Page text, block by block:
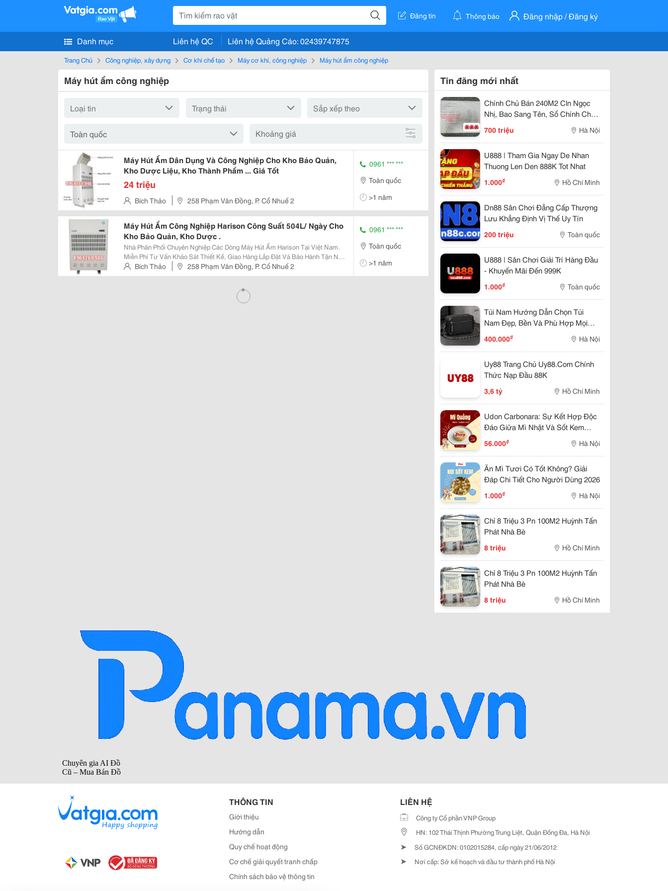
Đăng tin Thông báo Đăng nhập / Đăng ký
Danh mục Liên hệ QC Liên hệ Quảng Cáo: 02439747875
Trang Chủ Công nghiệp, xây dựng Cơ khí chế tạo Máy cơ khí, công nghiệp Máy hút ẩm công nghiệp
Máy hút ẩm công nghiệp
Khoảng giá
Máy Hút Ẩm Dân Dụng Và Công Nghiệp Cho Kho Bảo Quản,
Kho Dược Liệu, Kho Thành Phẩm ... Giá Tốt
24 triệu
Bích Thảo 258 Phạm Văn Đồng, P. Cổ Nhuế 2
0961 *** ***
Toàn quốc
>1 năm
Máy Hút Ẩm Công Nghiệp Harison Công Suất 504L/ Ngày Cho
Kho Bảo Quản, Kho Dược .
Nhà Phân Phối Chuyên Nghiệp Các Dòng Máy Hút Ẩm Harison Tại Việt Nam.
Miễn Phí Tư Vấn Khảo Sát Thiết Kế, Giao Hàng Lắp Đặt Và Bảo Hành Tận Nơi
Sử Dụng. Máy Hút Ẩm Harison (504 Lít/Ngày) Thông Số Kỹ Thuật &Divide;
Công Suất Hút Ẩm: 21 Lít/Giờ (Ở Đi
Bích Thảo 258 Phạm Văn Đồng, P. Cổ Nhuế 2
0961 *** ***
Toàn quốc
>1 năm
Tin đăng mới nhất
Chính Chủ Bán 240M2 Cln Ngọc
Nhị, Bao Sang Tên, Sổ Chính Chủ
Xã Cẩm Lĩnh, Ba Vì, Hà Nội
700 triệu Hà Nội
U888 | Tham Gia Ngay De Nhan
Thuong Len Den 888K Tot Nhat
1.000₫ Hồ Chí Minh
Dn88 Sân Chơi Đẳng Cấp Thượng
Lưu Khẳng Định Vị Thế Uy Tín
200 triệu Toàn quốc
U888 | Sân Chơi Giải Trí Hàng Đầu
- Khuyến Mãi Đến 999K
1.000₫ Toàn quốc
Túi Nam Hướng Dẫn Chọn Túi
Nam Đẹp, Bền Và Phù Hợp Mọi
Phong Cách
400.000₫ Hà Nội
Uy88 Trang Chủ Uy88.Com Chính
Thức Nạp Đầu 88K
3,6 tỷ Hồ Chí Minh
Udon Carbonara: Sự Kết Hợp Độc
Đáo Giữa Mì Nhật Và Sốt Kem
Trứng Ý Tại Slurp Chỉ Từ 56K
56.000₫ Hà Nội
Ăn Mì Tươi Có Tốt Không? Giải
Đáp Chi Tiết Cho Người Dùng 2026
1.000₫ Hà Nội
Chỉ 8 Triệu 3 Pn 100M2 Huỳnh Tấn
Phát Nhà Bè
8 triệu Hồ Chí Minh
Chỉ 8 Triệu 3 Pn 100M2 Huỳnh Tấn
Phát Nhà Bè
8 triệu Hồ Chí Minh
THÔNG TIN
Giới thiệu
Hướng dẫn
Quy chế hoạt động
Cơ chế giải quyết tranh chấp
Chính sách bảo vệ thông tin
LIÊN HỆ
Công ty Cổ phần VNP Group
HN: 102 Thái Thịnh Phường Trung Liệt, Quận Đống Đa, Hà Nội
➤ Số GCNĐKDN: 0102015284, cấp ngày 21/06/2012
➤ Nơi cấp: Sở kế hoạch và đầu tư thành phố Hà Nội